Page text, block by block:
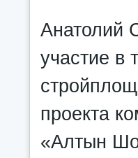
Анатолий
участие в
проекта
«Алтын